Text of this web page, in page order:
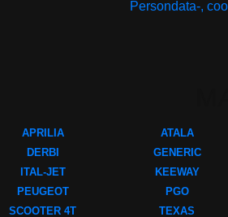
Persondata-,
APRILIA
DERBI
ITAL-JET
PEUGEOT
SCOOTER 4T
ATALA
GENERIC
KEEWAY
PGO
TEXAS